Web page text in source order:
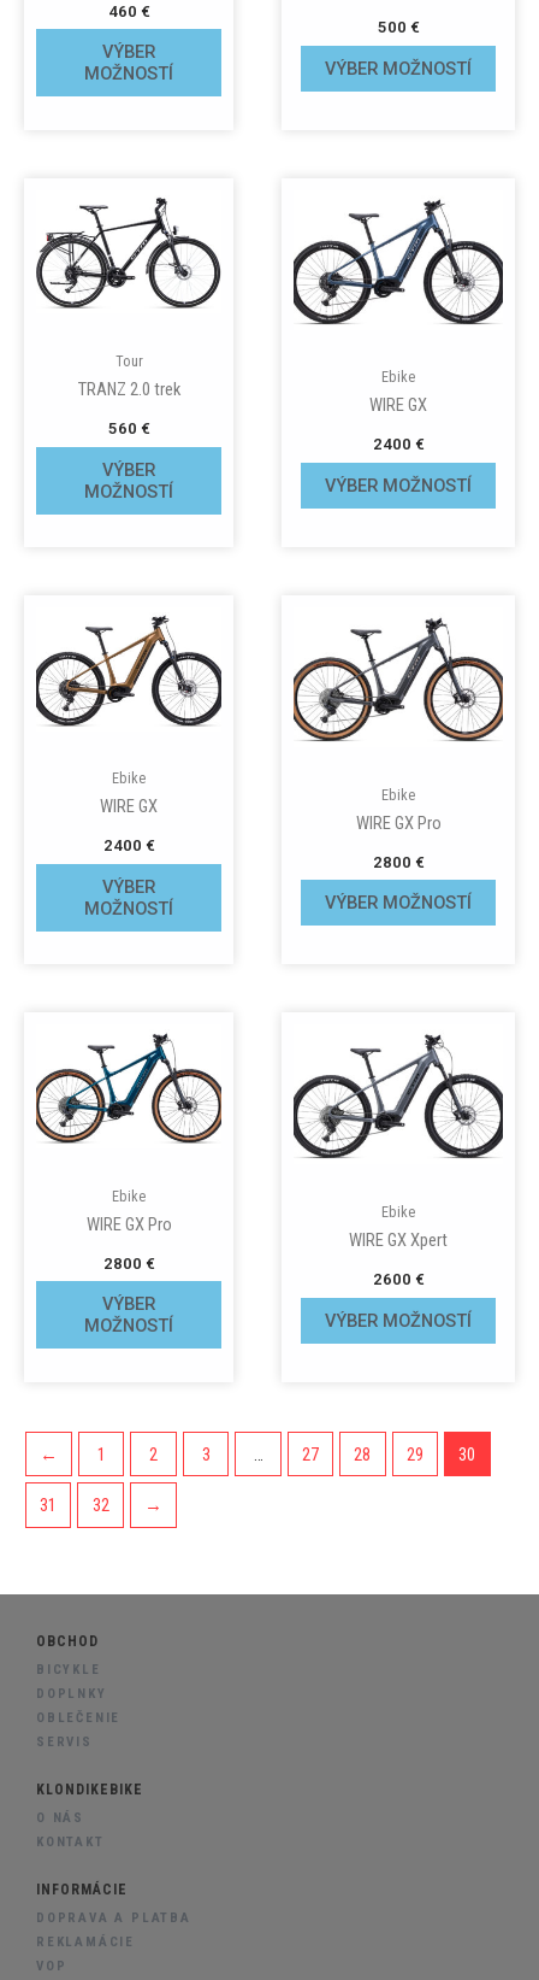
460 €
VÝBER
MOŽNOSTÍ
500 €
VÝBER MOŽNOSTÍ
Tour
TRANZ 2.0 trek
560 €
VÝBER
MOŽNOSTÍ
Ebike
WIRE GX
2400 €
VÝBER MOŽNOSTÍ
Ebike
WIRE GX
2400 €
VÝBER
MOŽNOSTÍ
Ebike
WIRE GX Pro
2800 €
VÝBER MOŽNOSTÍ
Ebike
WIRE GX Pro
2800 €
VÝBER
MOŽNOSTÍ
Ebike
WIRE GX Xpert
2600 €
VÝBER MOŽNOSTÍ
← 1 2 3 27 28 29 30
31 32 →
OBCHOD
BICYKLE
DOPLNKY
OBLEČENIE
SERVIS
KLONDIKEBIKE
O NÁS
KONTAKT
INFORMÁCIE
DOPRAVA A PLATBA
REKLAMÁCIE
VOP